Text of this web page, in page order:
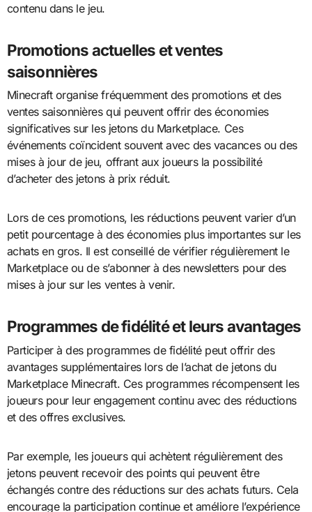
contenu dans le jeu.
Promotions actuelles et ventes
saisonnières
Minecraft organise fréquemment des promotions et des
ventes saisonnières qui peuvent offrir des économies
significatives sur les jetons du Marketplace. Ces
événements coïncident souvent avec des vacances ou des
mises à jour de jeu, offrant aux joueurs la possibilité
d’acheter des jetons à prix réduit.
Lors de ces promotions, les réductions peuvent varier d’un
petit pourcentage à des économies plus importantes sur les
achats en gros. Il est conseillé de vérifier régulièrement le
Marketplace ou de s’abonner à des newsletters pour des
mises à jour sur les ventes à venir.
Programmes de fidélité et leurs avantages
Participer à des programmes de fidélité peut offrir des
avantages supplémentaires lors de l’achat de jetons du
Marketplace Minecraft. Ces programmes récompensent les
joueurs pour leur engagement continu avec des réductions
et des offres exclusives.
Par exemple, les joueurs qui achètent régulièrement des
jetons peuvent recevoir des points qui peuvent être
échangés contre des réductions sur des achats futurs. Cela
encourage la participation continue et améliore l’expérience